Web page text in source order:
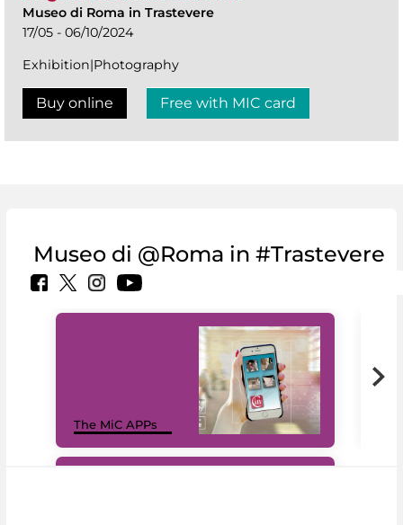
Museo di Roma in Trastevere
17/05 - 06/10/2024
Exhibition|Photography
Buy online Free with MIC card
Museo di @Roma in #Trastevere
The MiC APPs